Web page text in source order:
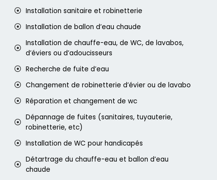
Installation sanitaire et robinetterie
Installation de ballon d’eau chaude
Installation de chauffe-eau, de WC, de lavabos,
d’éviers ou d’adoucisseurs
Recherche de fuite d’eau
Changement de robinetterie d’évier ou de lavabo
Réparation et changement de wc
Dépannage de fuites (sanitaires, tuyauterie,
robinetterie, etc)
Installation de WC pour handicapés
Détartrage du chauffe-eau et ballon d’eau
chaude